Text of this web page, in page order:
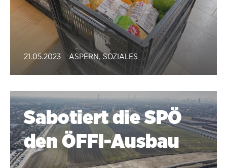
21.05.2023 ASPERN,SOZIALES
Sabotiert die SPÖ
den ÖFFI-Ausbau